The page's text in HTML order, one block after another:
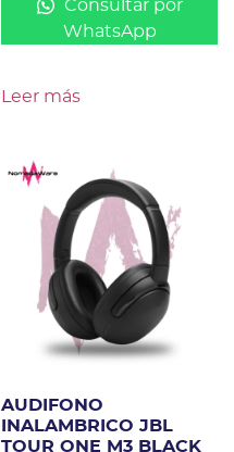
Consultar por
WhatsApp
Leer más
AUDIFONO
INALAMBRICO JBL
TOUR ONE M3 BLACK